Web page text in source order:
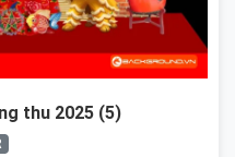
thu 2025 (5)